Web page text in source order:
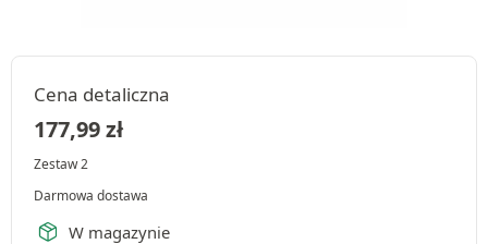
Cena detaliczna
177,99zł
Zestaw 2
Darmowa dostawa
W magazynie